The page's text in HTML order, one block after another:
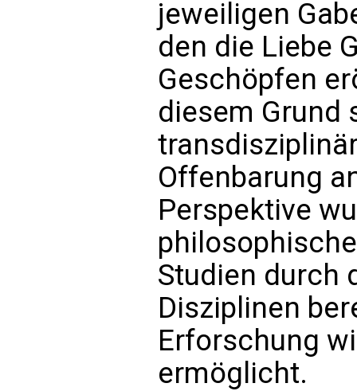
jeweiligen
den die Liebe
Geschöpfen
diesem Grund
Offenbarung
Perspektive
Studien durch
Disziplinen
Erforschung
ermöglicht.